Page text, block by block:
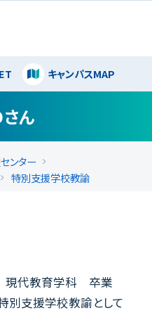
キャンパスMAP閉じる
ん
ンター
特別支援学校教諭
現代教育学科 卒業
別支援学校教諭として